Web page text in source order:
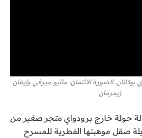
الصورة الائتمان: ماثيو ميرفي وإيفان
زيمرمان
متجر صغير من
صقل موهبتها الفطرية للمسرح